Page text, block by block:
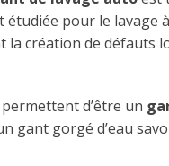
pour le lavage
création de défauts
d’être un
gant gorgé d’eau